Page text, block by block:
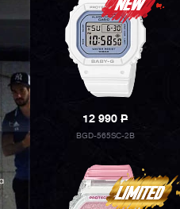
12 990P
BGD-565SC-2B